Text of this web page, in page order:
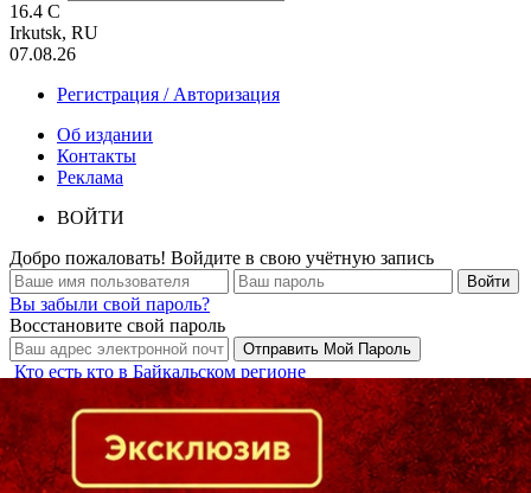
16.4 C
Irkutsk, RU
07.08.26
Регистрация / Авторизация
Об издании
Контакты
Реклама
ВОЙТИ
Добро пожаловать! Войдите в свою учётную запись
Вы забыли свой пароль?
Восстановите свой пароль
Кто есть кто в Байкальском регионе